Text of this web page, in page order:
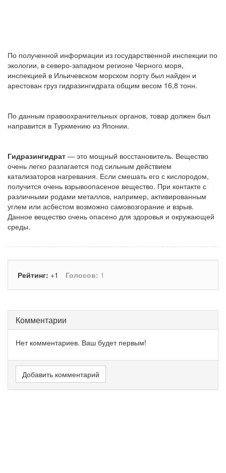
По полученной информации из государственной инспекции по
экологии, в северо-западном регионе Черного моря,
инспекцией в Ильичевском морском порту был найден и
арестован груз гидразингидрата общим весом 16,8 тонн.
По данным правоохранительных органов, товар должен был
направится в Туркмению из Японии.
Гидразингидрат — это мощный восстановитель. Вещество
очень легко разлагается под сильным действием
катализаторов нагревания. Если смешать его с кислородом,
получится очень взрывоопасеное вещество. При контакте с
различными родами металлов, например, активированным
углем или асбестом возможно самовозгорание и взрыв.
Данное вещество очень опасено для здоровья и окружающей
среды.
Рейтинг: +1 Голосов: 1
Комментарии
Нет комментариев. Ваш будет первым!
Добавить комментарий